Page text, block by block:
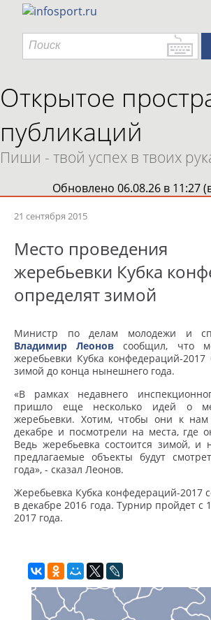
Открытое
публикаций
Пиши - твой успех в твоих
Обновлено 06.08.26 в 11:27
21 сентября 2015
Место проведения
жеребьевки Кубка
определят зимой
Министр по делам молодежи и
Владимир Леонов сообщил, что
жеребьевки Кубка конфедераций-2017
зимой до конца нынешнего года.
«В рамках недавнего
пришло еще несколько идей о
жеребьевки. Хотим, чтобы они к
декабре и посмотрели на места, где
Ведь жеребьевка состоится зимой, и
предлагаемые объекты будут
года», - сказал Леонов.
Жеребьевка Кубка конфедераций-2017
в декабре 2016 года. Турнир пройдет
2017 года.